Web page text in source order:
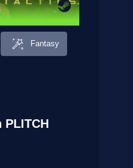
Fantasy